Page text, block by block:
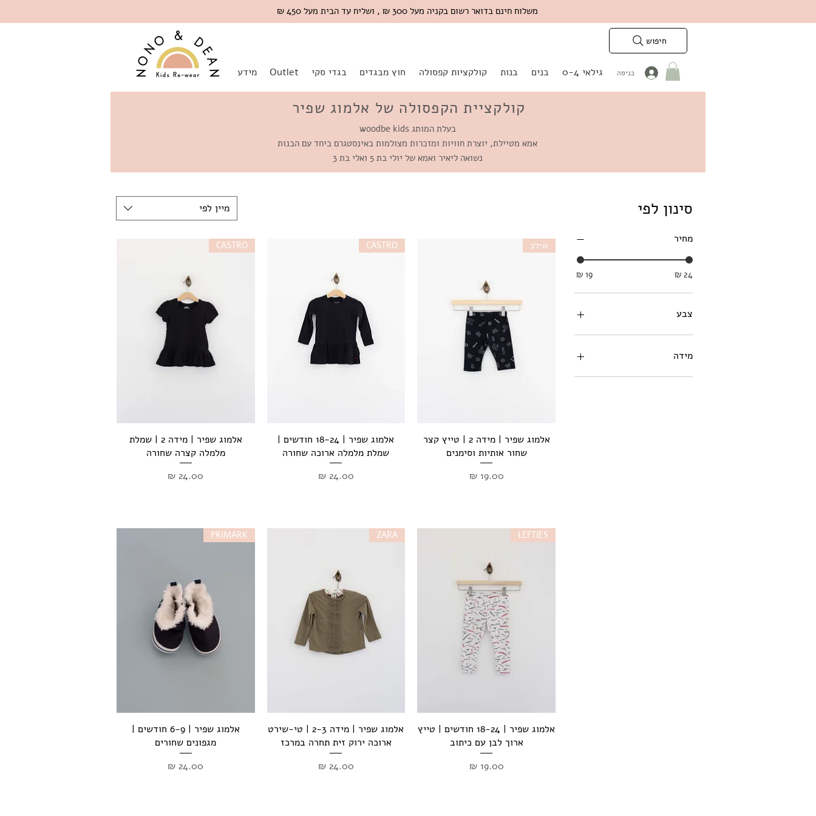
משלוח חינם בדואר רשום בקניה מעל 300 ₪ , ושליח עד הבית מעל 450 ₪
חיפוש
גילאי 0-4 בנים בנות קולקציות קפסולה חוץ מבגדים בגדי סקי Outlet מידע כניסה
קולקציית הקפסולה של אלמוג שפיר
בעלת המותג woodbe kids
אמא מטיילת, יוצרת חוויות ומזכרות מצולמות באינסטגרם ביחד עם הבנות
נשואה ליאיר ואמא של יולי בת 5 ואלי בת 3
סינון לפי
מחיר
‏19 ‏₪
צבע
מידה
2
מיין לפי
תצוגה מהירה
שילב
אלמוג שפיר | מידה 2 | טייץ קצר
שחור אותיות וסימנים
מחיר
תצוגה מהירה
CASTRO
אלמוג שפיר | 18-24 חודשים |
שמלת מלמלה ארוכה שחורה
מחיר
תצוגה מהירה
CASTRO
אלמוג שפיר | מידה 2 | שמלת
מלמלה קצרה שחורה
מחיר
תצוגה מהירה
LEFTIES
אלמוג שפיר | 18-24 חודשים | טייץ
ארוך לבן עם כיתוב
מחיר
תצוגה מהירה
ZARA
אלמוג שפיר | מידה 2-3 | טי-שירט
ארוכה ירוק זית תחרה במרכז
מחיר
תצוגה מהירה
PRIMARK
אלמוג שפיר | 6-9 חודשים |
מגפונים שחורים
מחיר